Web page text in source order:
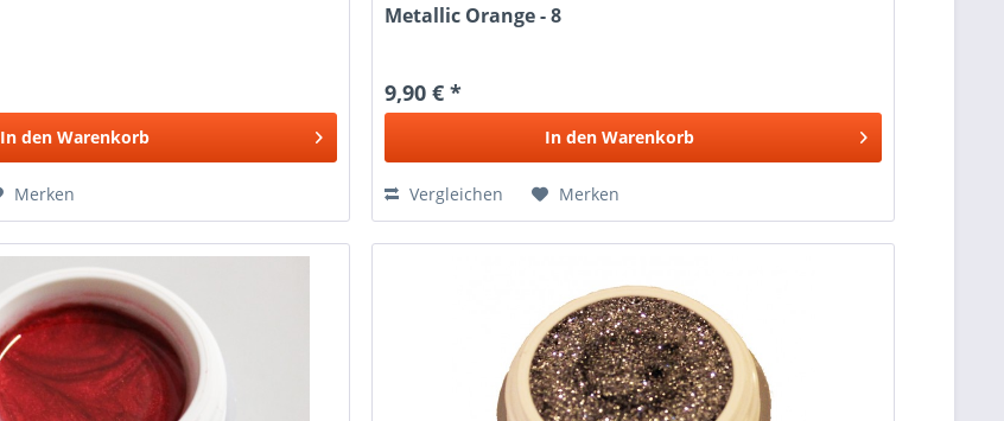
In den Warenkorb
Merken
Metallic Orange - 8
9,90 € *
In den Warenkorb
Vergleichen Merken